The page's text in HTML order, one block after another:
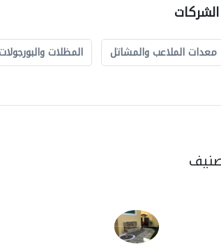
معدات الملاعب والمشاتل المظلات